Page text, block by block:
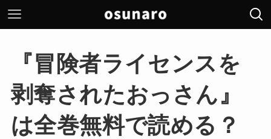
『冒険者ライセンスを
剥奪されたおっさん』
は全巻無料で読める？